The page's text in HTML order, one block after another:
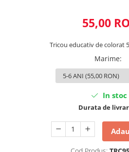
55,00
Tricou educativ de colorat
Marime:
In stoc
Durata de